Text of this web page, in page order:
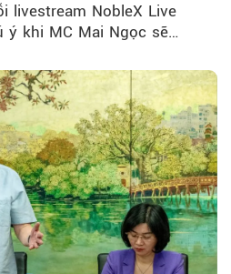
livestream NobleX Live
ý khi MC Mai Ngọc sẽ